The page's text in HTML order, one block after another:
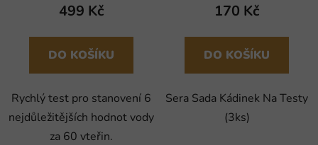
499 Kč
DO KOŠÍKU
Rychlý test pro stanovení 6
nejdůležitějších hodnot vody
za 60 vteřin.
170 Kč
DO KOŠÍKU
Sera Sada Kádinek Na Testy
(3ks)